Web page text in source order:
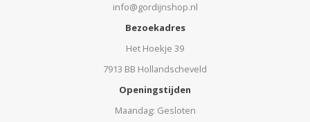
info@gordijnshop.nl
Bezoekadres
Het Hoekje 39
7913 BB Hollandscheveld
Openingstijden
Maandag: Gesloten